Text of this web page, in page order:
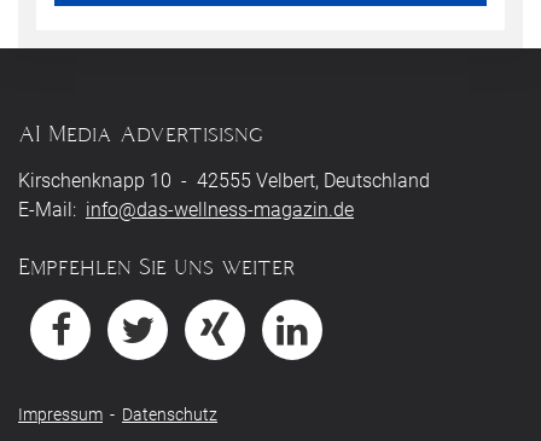
AI Media Advertisisng
Kirschenknapp 10 - 42555 Velbert, Deutschland
E-Mail: info@das-wellness-magazin.de
Empfehlen Sie uns weiter
Impressum - Datenschutz